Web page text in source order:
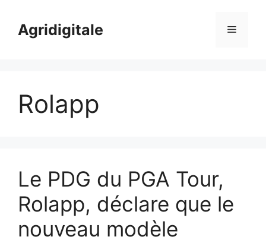
contentAgridigitale Menu
Rolapp
Le PDG du PGA Tour,
Rolapp, déclare que le
nouveau modèle